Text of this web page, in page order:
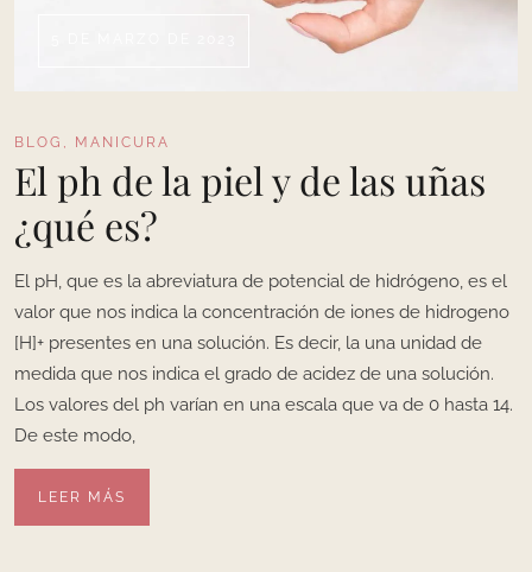
BLOG MANICURA
El ph de la piel y de las uñas
¿qué es?
El pH, que es la abreviatura de potencial de hidrógeno, es el
valor que nos indica la concentración de iones de hidrogeno
[H]+ presentes en una solución. Es decir, la una unidad de
medida que nos indica el grado de acidez de una solución.
Los valores del ph varían en una escala que va de 0 hasta 14.
De este modo,
LEER MÁS